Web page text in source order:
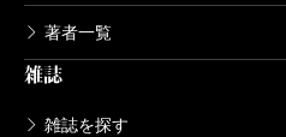
著者一覧
雑誌
雑誌を探す